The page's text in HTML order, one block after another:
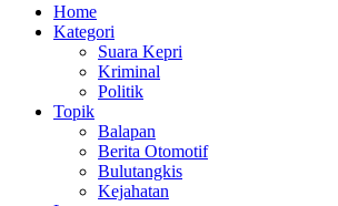
Home
Kategori
Suara Kepri
Kriminal
Politik
Topik
Balapan
Berita Otomotif
Bulutangkis
Kejahatan